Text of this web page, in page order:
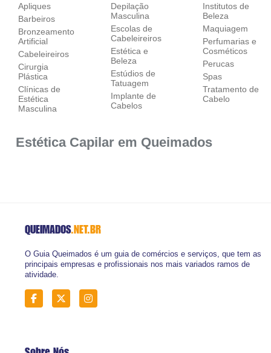
Apliques
Barbeiros
Bronzeamento
Artificial
Cabeleireiros
Cirurgia
Plástica
Clínicas de
Estética
Masculina
Depilação
Masculina
Escolas de
Cabeleireiros
Estética e
Beleza
Estúdios de
Tatuagem
Implante de
Cabelos
Institutos de
Beleza
Maquiagem
Perfumarias e
Cosméticos
Perucas
Spas
Tratamento de
Cabelo
Estética Capilar em Queimados
QUEIMADOS.NET.BR
O Guia Queimados é um guia de comércios e serviços, que tem as
principais empresas e profissionais nos mais variados ramos de
atividade.